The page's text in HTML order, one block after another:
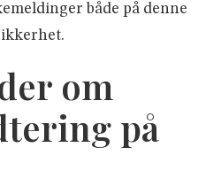
både på denne
om
på